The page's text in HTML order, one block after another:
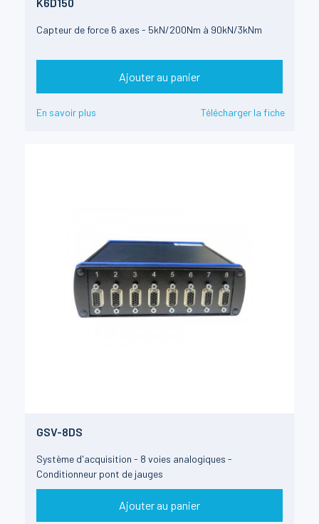
Capteur de force 6 axes - 5kN/200Nm à 90kN/3kNm
Ajouter au panier
En savoir plus Télécharger la fiche
GSV-8DS
Système d'acquisition - 8 voies analogiques -
Conditionneur pont de jauges
Ajouter au panier